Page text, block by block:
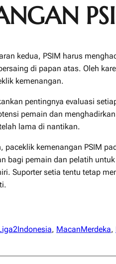
kedua, PSIM harus
di papan atas. Oleh
kemenangan.
pentingnya evaluasi
pemain dan
lama di nantikan.
paceklik kemenangan PSIM
bagi pemain dan pelatih
Suporter setia tentu tetap
, MacanMerdeka,